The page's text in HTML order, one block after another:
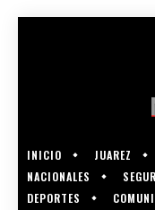
INICIO JUAREZ
NACIONALES
DEPORTES